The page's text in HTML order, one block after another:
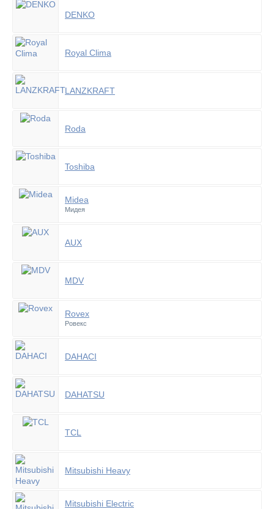
DENKO
Royal Clima
LANZKRAFT
Roda
Toshiba
Midea
Мидея
AUX
MDV
Rovex
Ровекс
DAHACI
DAHATSU
TCL
Mitsubishi Heavy
Mitsubishi Electric